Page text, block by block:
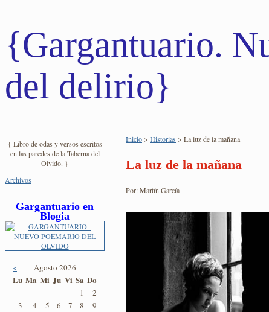
{Gargantuario.
del delirio}
{ Libro de odas y versos escritos
en las paredes de la Taberna del
Olvido. }
Archivos
Gargantuario en
Blogia
< Agosto 2026
Lu Ma Mi Ju Vi Sa Do
1
2
3
4 5 6 7 8
9
Inicio> Historias > La luz de la mañana
La luz de la mañana
Por: Martín García